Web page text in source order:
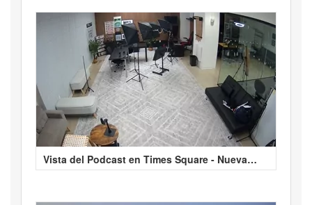
Vista del Podcast en Times Square - Nueva
York